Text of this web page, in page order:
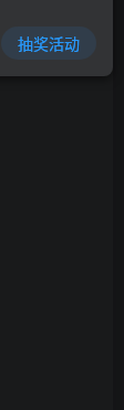
抽奖活动